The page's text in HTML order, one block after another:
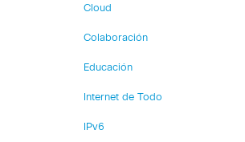
Cloud
Colaboración
Educación
Internet de Todo
IPv6